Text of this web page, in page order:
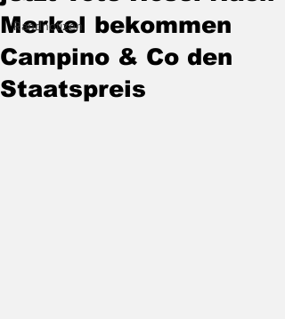
Randnotizen
Merkel bekommen
Campino & Co den
Staatspreis